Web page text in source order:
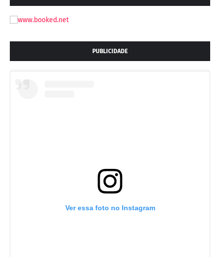
PUBLICIDADE
Ver essa foto no Instagram